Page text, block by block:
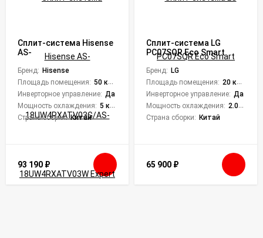
Сплит-система Hisense
AS-
18UW4RXATV03G/AS-
18UW4RXATV03W Expert
Pro Super DC Inverter
Бренд: Hisense
Площадь помещения: 50 кв. м.
Инверторное управление: Да
Мощность охлаждения: 5 кВт
Страна сборки: Китай
93 190 ₽
Сплит-система LG
PC07SQR Eco Smart
Бренд: LG
Площадь помещения: 20 кв. м.
Инверторное управление: Да
Мощность охлаждения: 2.05 кВт
Страна сборки: Китай
65 900 ₽